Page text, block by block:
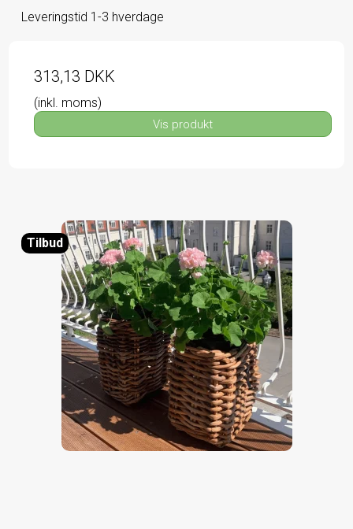
Leveringstid 1-3 hverdage
313,13 DKK
(inkl. moms)
Vis produkt
Tilbud